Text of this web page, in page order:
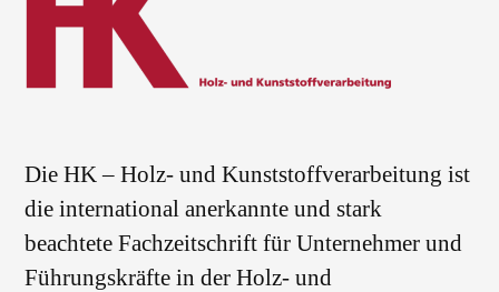
Die HK – Holz- und Kunststoffverarbeitung ist
die international anerkannte und stark
beachtete Fachzeitschrift für Unternehmer und
Führungskräfte in der Holz- und